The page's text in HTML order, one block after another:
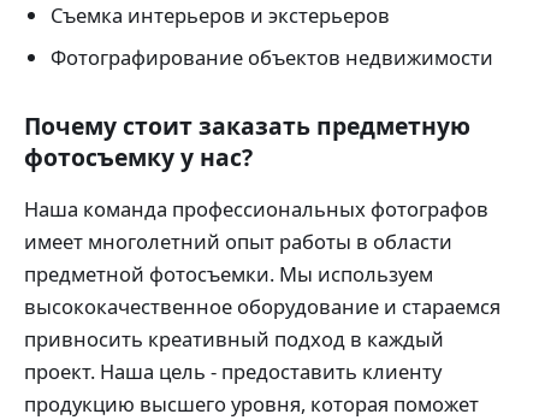
Съемка интерьеров и экстерьеров
Фотографирование объектов недвижимости
Почему стоит заказать предметную
фотосъемку у нас?
Наша команда профессиональных фотографов
имеет многолетний опыт работы в области
предметной фотосъемки. Мы используем
высококачественное оборудование и стараемся
привносить креативный подход в каждый
проект. Наша цель - предоставить клиенту
продукцию высшего уровня, которая поможет